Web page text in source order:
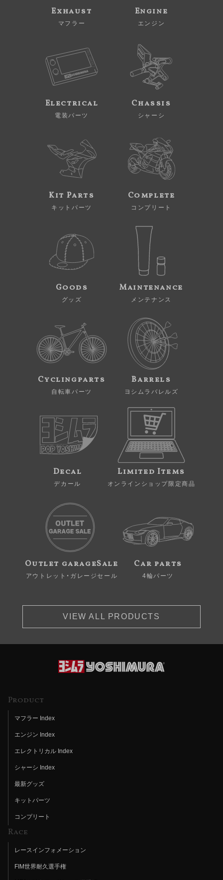
Exhaust
マフラー
Engine
エンジン
Electrical
電装パーツ
Chassis
シャーシ
Kit Parts
キットパーツ
Complete
コンプリート
Goods
グッズ
Maintenance
メンテナンス
Cyclingparts
自転車パーツ
Barrels
ヨシムラバレルズ
Decal
デカール
Limited Items
オンラインショップ限定商品
Outlet garageSale
アウトレット・ガレージセール
Car parts
4輪パーツ
VIEW ALL PRODUCTS
Product
マフラー Index
エンジン Index
エレクトリカル Index
シャーシ Index
最新グッズ
キットパーツ
コンプリート
Race
レースインフォメーション
FIM世界耐久選手権